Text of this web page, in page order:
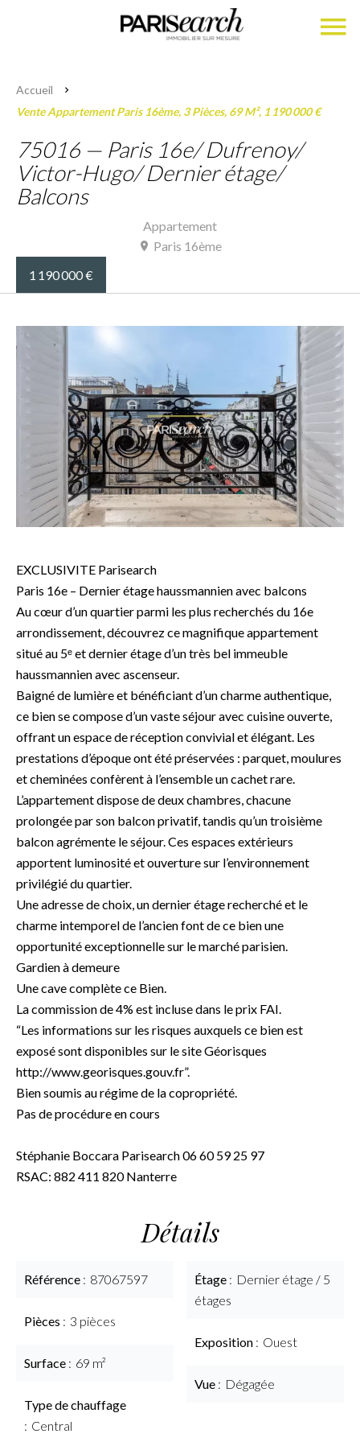
Accueil
Vente Appartement Paris 16ème, 3 Pièces, 69 M², 1 190 000 €
75016 — Paris 16e/ Dufrenoy/
Victor-Hugo/ Dernier étage/
Balcons
Appartement
Paris 16ème
1 190 000 €
EXCLUSIVITE Parisearch
Paris 16e – Dernier étage haussmannien avec balcons
Au cœur d’un quartier parmi les plus recherchés du 16e
arrondissement, découvrez ce magnifique appartement
situé au 5ᵉ et dernier étage d’un très bel immeuble
haussmannien avec ascenseur.
Baigné de lumière et bénéficiant d’un charme authentique,
ce bien se compose d’un vaste séjour avec cuisine ouverte,
offrant un espace de réception convivial et élégant. Les
prestations d’époque ont été préservées : parquet, moulures
et cheminées confèrent à l’ensemble un cachet rare.
L’appartement dispose de deux chambres, chacune
prolongée par son balcon privatif, tandis qu’un troisième
balcon agrémente le séjour. Ces espaces extérieurs
apportent luminosité et ouverture sur l’environnement
privilégié du quartier.
Une adresse de choix, un dernier étage recherché et le
charme intemporel de l’ancien font de ce bien une
opportunité exceptionnelle sur le marché parisien.
Gardien à demeure
Une cave complète ce Bien.
La commission de 4% est incluse dans le prix FAI.
“Les informations sur les risques auxquels ce bien est
exposé sont disponibles sur le site Géorisques
http://www.georisques.gouv.fr”.
Bien soumis au régime de la copropriété.
Pas de procédure en cours
Stéphanie Boccara Parisearch 06 60 59 25 97
RSAC: 882 411 820 Nanterre
Détails
Référence 87067597
Pièces 3 pièces
Surface 69 m²
Type de chauffage
Central
Étage
Dernier étage / 5
étages
Exposition Ouest
Vue Dégagée